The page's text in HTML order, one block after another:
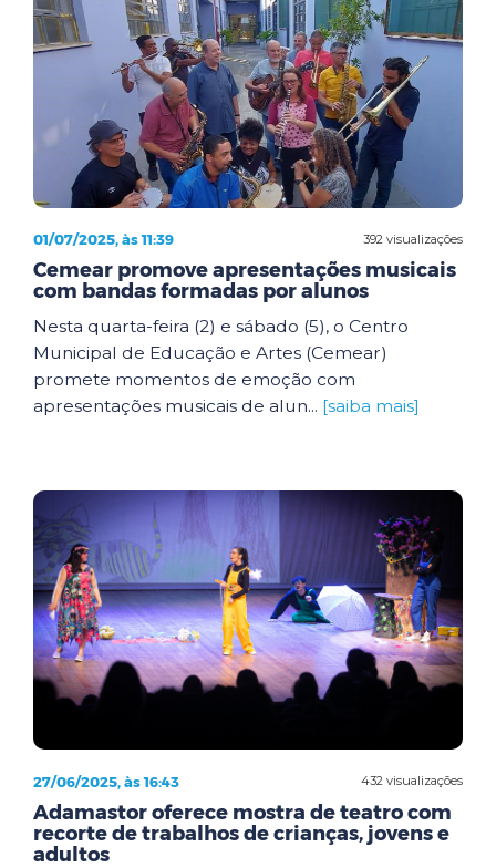
392 visualizações
01/07/2025, às 11:39
Cemear promove apresentações musicais
com bandas formadas por alunos
Nesta quarta-feira (2) e sábado (5), o Centro
Municipal de Educação e Artes (Cemear)
promete momentos de emoção com
apresentações musicais de alun... [saiba mais]
432 visualizações
27/06/2025, às 16:43
Adamastor oferece mostra de teatro com
recorte de trabalhos de crianças, jovens e
adultos